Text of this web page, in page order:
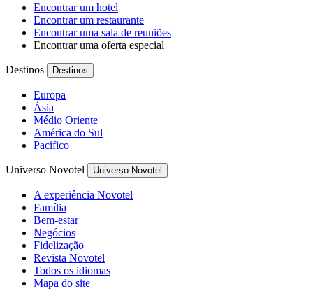
Encontrar um hotel
Encontrar um restaurante
Encontrar uma sala de reuniões
Encontrar uma oferta especial
Destinos Destinos
Europa
Ásia
Médio Oriente
América do Sul
Pacífico
Universo Novotel Universo Novotel
A experiência Novotel
Família
Bem-estar
Negócios
Fidelização
Revista Novotel
Todos os idiomas
Mapa do site